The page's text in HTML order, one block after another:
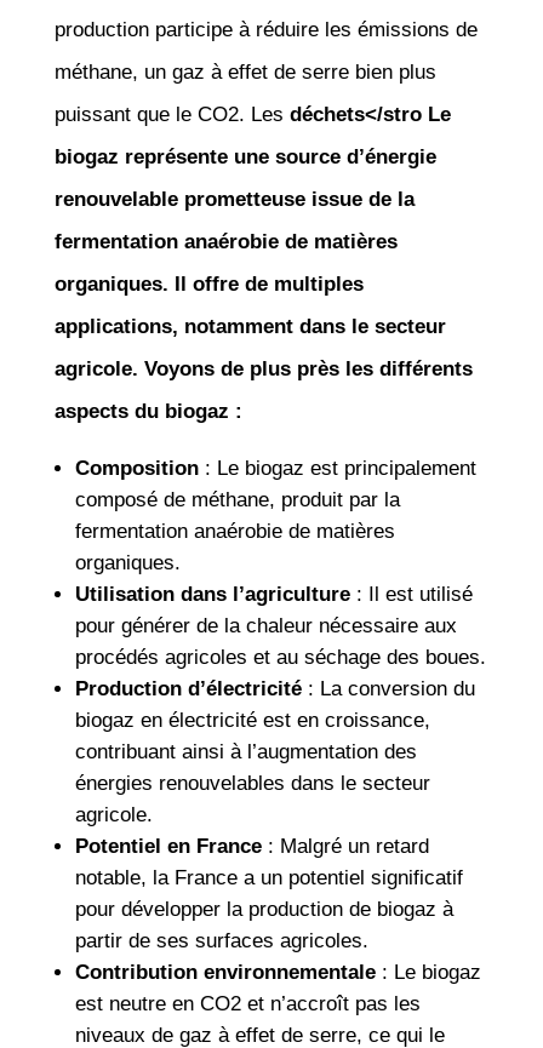
production participe à réduire les émissions de
méthane, un gaz à effet de serre bien plus
puissant que le CO2. Les déchets</stro Le
biogaz représente une source d’énergie
renouvelable prometteuse issue de la
fermentation anaérobie de matières
organiques. Il offre de multiples
applications, notamment dans le secteur
agricole. Voyons de plus près les différents
aspects du biogaz :
Composition: Le biogaz est principalement
composé de méthane, produit par la
fermentation anaérobie de matières
organiques.
Utilisation dans l’agriculture: Il est utilisé
pour générer de la chaleur nécessaire aux
procédés agricoles et au séchage des boues.
Production d’électricité: La conversion du
biogaz en électricité est en croissance,
contribuant ainsi à l’augmentation des
énergies renouvelables dans le secteur
agricole.
Potentiel en France: Malgré un retard
notable, la France a un potentiel significatif
pour développer la production de biogaz à
partir de ses surfaces agricoles.
Contribution environnementale: Le biogaz
est neutre en CO2 et n’accroît pas les
niveaux de gaz à effet de serre, ce qui le